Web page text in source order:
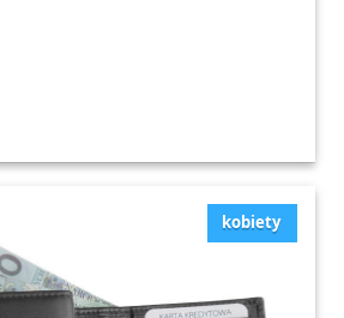
kobiety